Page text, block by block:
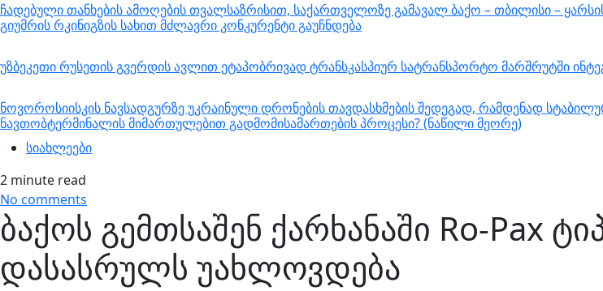
ჩადებული თანხების ამოღების თვალსაზრისით, საქართველოზე გამავალ ბაქო – თბილისი –
გიუმრის რკინიგზის სახით მძლავრი კონკურენტი გაუჩნდება
უზბეკეთი რუსეთის გვერდის ავლით ეტაპობრივად ტრანსკასპიურ სატრანსპორტო მარშრუტში
ნოვოროსიისკის ნავსადგურზე უკრაინული დრონების თავდასხმების შედეგად, რამდენად
ნავთობტერმინალის მიმართულებით გადმომისამართების პროცესი? (ნაწილი მეორე)
სიახლეები
2 minute read
No comments
ბაქოს გემთსაშენ ქარხანაში Ro-Pax
დასასრულს უახლოვდება